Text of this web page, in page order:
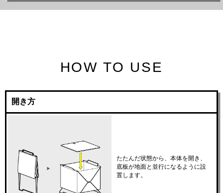
HOW TO USE
開き方
たたんだ状態から、本体を開き、
底板が地面と並行になるように設
置します。